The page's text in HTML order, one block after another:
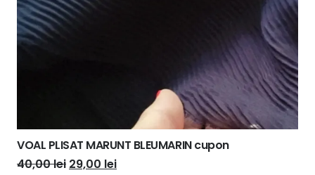
VOAL PLISAT MARUNT BLEUMARIN cupon
40,00lei Prețul
29,00 leiPrețul